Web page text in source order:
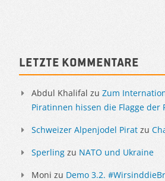
Letzte Kommentare
Abdul Khalifal zu Zum
Piratinnen hissen die Flagge der
Schweizer Alpenjodel Pirat zu
Sperling zu NATO und Ukraine
Moni zu Demo 3.2.